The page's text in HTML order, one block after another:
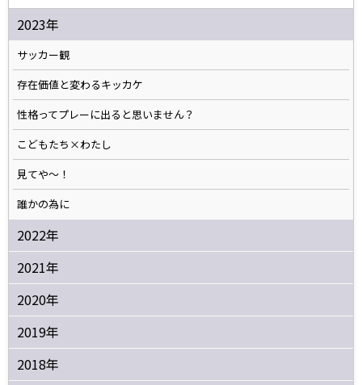
2023年
サッカー観
存在価値と変わるキッカケ
性格ってプレーに出ると思いません？
こどもたち×わたし
見てや～！
誰かの為に
2022年
2021年
2020年
2019年
2018年